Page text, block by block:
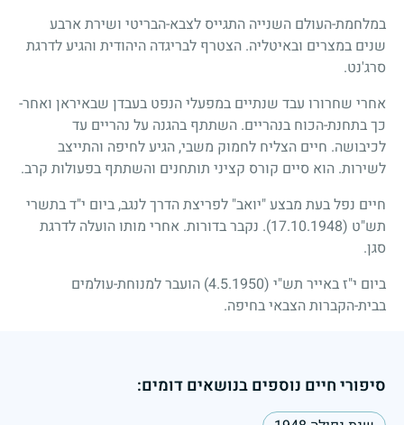
במלחמת-העולם השנייה התגייס לצבא-הבריטי ושירת ארבע
שנים במצרים ובאיטליה. הצטרף לבריגדה היהודית והגיע לדרגת
סרג'נט.
אחרי שחרורו עבד שנתיים במפעלי הנפט בעבדן שבאיראן ואחר-
כך בתחנת-הכוח בנהריים. השתתף בהגנה על נהריים עד
לכיבושה. חיים הצליח לחמוק משבי, הגיע לחיפה והתייצב
לשירות. הוא סיים קורס קציני תותחנים והשתתף בפעולות קרב.
חיים נפל בעת מבצע "יואב" לפריצת הדרך לנגב, ביום י"ד בתשרי
תש"ט (17.10.1948)
. נקבר בדורות. אחרי מותו הועלה לדרגת
סגן.
ביום י"ז באייר תש"י (4.5.1950)
הועבר למנוחת-עולמים
בבית-הקברות הצבאי בחיפה.
סיפורי חיים נוספים בנושאים דומים: